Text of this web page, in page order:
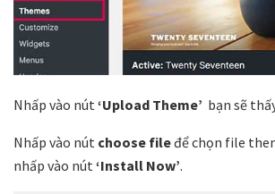
Nhấp vào nút ‘Upload Theme’ bạn sẽ
Nhấp vào nút choose fileđể chọn file
nhấp vào nút ‘Install Now’.